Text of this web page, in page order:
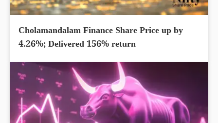
Cholamandalam Finance Share Price up by
4.26%; Delivered 156% return